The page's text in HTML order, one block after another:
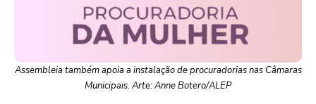
Assembleia também apoia a instalação de procuradorias nas Câmaras
Municipais. Arte: Anne Botero/ALEP